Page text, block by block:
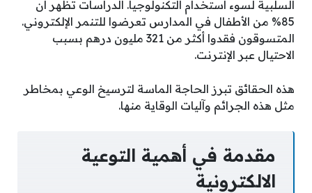
السلبية لسوء استخدام التكنولوجيا. الدراسات تظهر أن
85% من الأطفال في المدارس تعرضوا للتنمر الإلكتروني.
المتسوقون فقدوا أكثر من 321 مليون درهم بسبب
الاحتيال عبر الإنترنت.
هذه الحقائق تبرز الحاجة الماسة لترسيخ الوعي بمخاطر
مثل هذه الجرائم وآليات الوقاية منها.
مقدمة في أهمية التوعية
الالكترونية